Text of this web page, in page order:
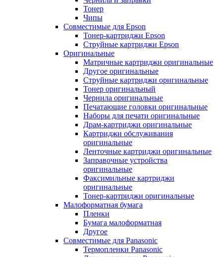
Тонер
Чипы
Совместимые для Epson
Тонер-картриджи Epson
Струйные картриджи Epson
Оригинальные
Матричные картриджи оригинальные
Другое оригинальные
Струйные картриджи оригинальные
Тонер оригинальный
Чернила оригинальные
Печатающие головки оригинальные
Наборы для печати оригинальные
Драм-картриджи оригинальные
Картриджи обслуживания
оригинальные
Ленточные картриджи оригинальные
Заправочные устройства
оригинальные
Факсимильные картриджи
оригинальные
Тонер-картриджи оригинальные
Малоформатная бумага
Пленки
Бумага малоформатная
Другое
Совместимые для Panasonic
Термопленки Panasonic